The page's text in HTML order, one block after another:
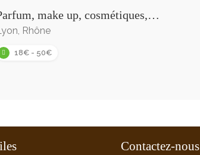
make up, cosmétiques,…
Rhône
18€ - 50€
Contactez-nous